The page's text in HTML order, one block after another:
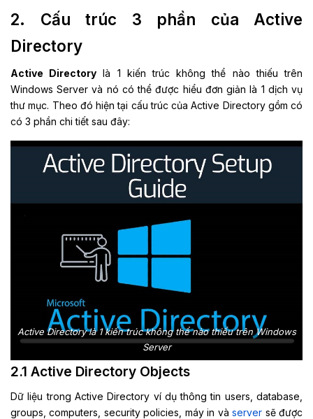
2. Cấu trúc 3 phần của Active
Directory
Active Directory là 1 kiến trúc không thể nào thiếu trên
Windows Server và nó có thể được hiểu đơn giản là 1 dịch vụ
thư mục. Theo đó hiện tại cấu trúc của Active Directory gồm có
có 3 phần chi tiết sau đây:
Active Directory là 1 kiến trúc không thể nào thiếu trên Windows
Server
2.1 Active Directory Objects
Dữ liệu trong Active Directory ví dụ thông tin users, database,
groups, computers, security policies, máy in vàserver sẽ được